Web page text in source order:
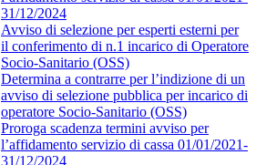
31/12/2024
Avviso di selezione per esperti esterni per
il conferimento di n.1 incarico di Operatore
Socio-Sanitario (OSS)
Determina a contrarre per l’indizione di un
avviso di selezione pubblica per incarico di
operatore Socio-Sanitario (OSS)
Proroga scadenza termini avviso per
l’affidamento servizio di cassa 01/01/2021-
31/12/2024